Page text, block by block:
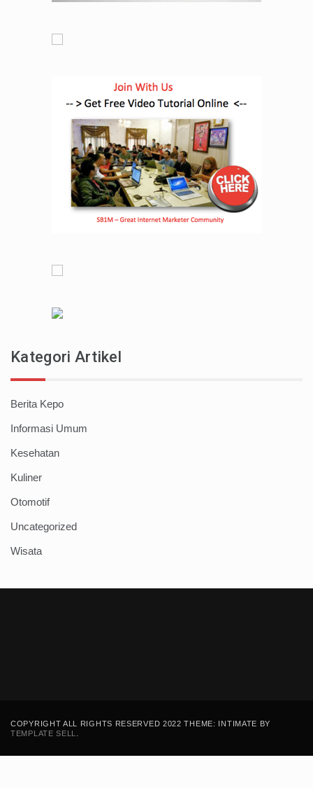
Kategori Artikel
Berita Kepo
Informasi Umum
Kesehatan
Kuliner
Otomotif
Uncategorized
Wisata
COPYRIGHT ALL RIGHTS RESERVED 2022 THEME: INTIMATE BY
TEMPLATE SELL